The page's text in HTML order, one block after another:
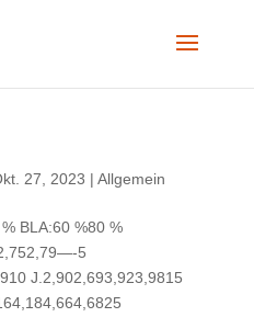
27, 2023 | Allgemein
BLA:60 %80 %
5
J.2,902,693,923,9815